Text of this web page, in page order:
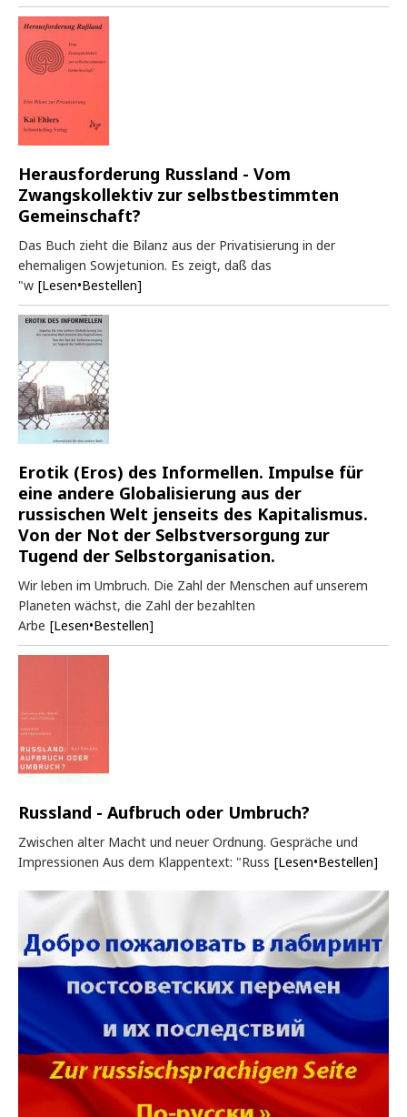
Herausforderung Russland - Vom
Zwangskollektiv zur selbstbestimmten
Gemeinschaft?
Das Buch zieht die Bilanz aus der Privatisierung in der
ehemaligen Sowjetunion. Es zeigt, daß das
"w [Lesen•Bestellen]
Erotik (Eros) des Informellen. Impulse für
eine andere Globalisierung aus der
russischen Welt jenseits des Kapitalismus.
Von der Not der Selbstversorgung zur
Tugend der Selbstorganisation.
Wir leben im Umbruch. Die Zahl der Menschen auf unserem
Planeten wächst, die Zahl der bezahlten
Arbe [Lesen•Bestellen]
Russland - Aufbruch oder Umbruch?
Zwischen alter Macht und neuer Ordnung. Gespräche und
Impressionen Aus dem Klappentext: "Russ [Lesen•Bestellen]